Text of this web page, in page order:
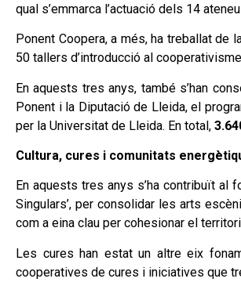
qual s’emmarca l’actuació dels 14
Ponent Coopera, a més, ha treballat de
50 tallers d’introducció al cooperativisme
En aquests tres anys, també s’han
Ponent i la Diputació de Lleida, el
per la Universitat de Lleida. En total,
Cultura, cures i comunitats
En aquests tres anys s’ha contribuït al
Singulars’, per consolidar les arts
com a eina clau per cohesionar el
Les cures han estat un altre eix
cooperatives de cures i iniciatives que